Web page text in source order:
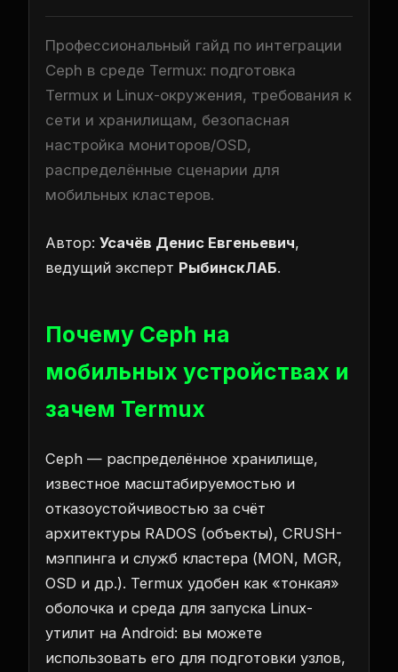
Профессиональный гайд по интеграции
Ceph в среде Termux: подготовка
Termux и Linux-окружения, требования к
сети и хранилищам, безопасная
настройка мониторов/OSD,
распределённые сценарии для
мобильных кластеров.
Автор: Усачёв Денис Евгеньевич,
ведущий эксперт РыбинскЛАБ.
Почему Ceph на
мобильных устройствах и
зачем Termux
Ceph — распределённое хранилище,
известное масштабируемостью и
отказоустойчивостью за счёт
архитектуры RADOS (объекты), CRUSH-
мэппинга и служб кластера (MON, MGR,
OSD и др.). Termux удобен как «тонкая»
оболочка и среда для запуска Linux-
утилит на Android: вы можете
использовать его для подготовки узлов,